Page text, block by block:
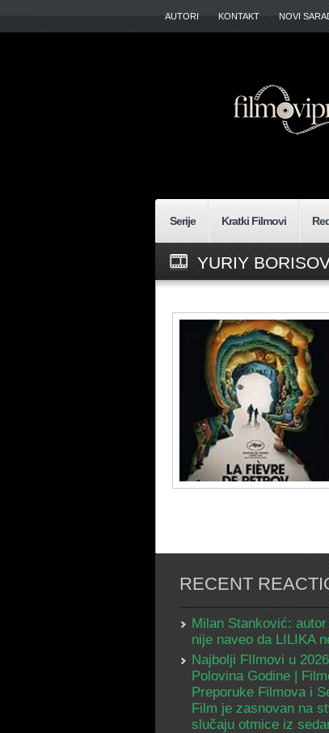
AUTORI KONTAKT NOVI
Serije Kratki Filmovi
YURIY
RECENT
Milan Stanković:
nije naveo da LILIKA
Najbolji FIlmovi u
Polovina Godine |
Preporuke Filmova i
Film je zasnovan na
slučaju otmice iz